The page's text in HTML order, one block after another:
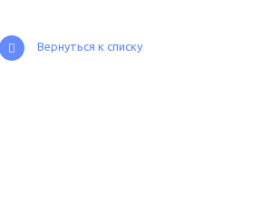
Вернуться к списку